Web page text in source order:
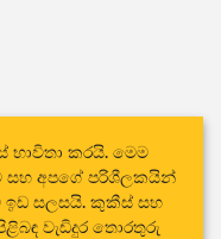
භාවිතා කරයි. මෙම
සහ අපගේ පරිශීලකයින්
ඉඩ සලසයි. කුකීස් සහ
වැඩිදුර තොරතුරු